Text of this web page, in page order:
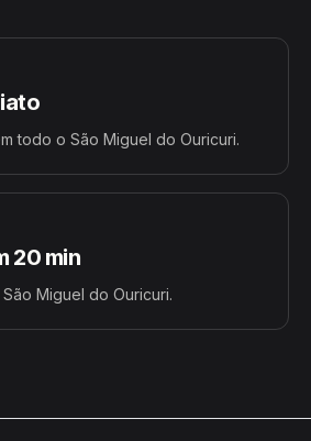
todo o São Miguel do Ouricuri.
20 min
Miguel do Ouricuri.